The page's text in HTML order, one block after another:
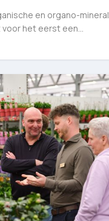
en organo-
het eerst een...